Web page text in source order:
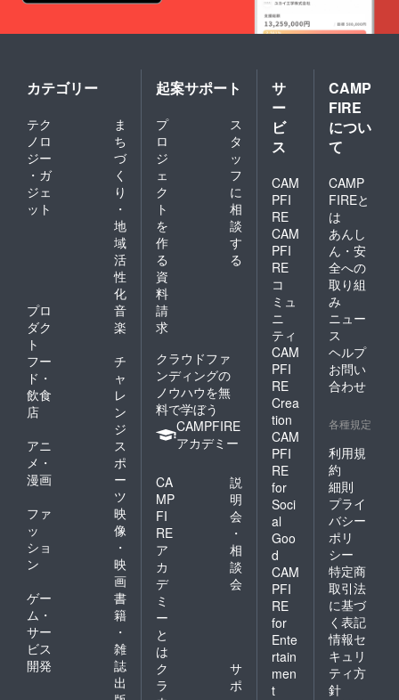
順次お
するこ
とにな
りま
す。
とにな
りま
す。
カテゴリー
テク
ノロ
ジー
・ガ
ジェ
ット
ま
ち
づ
く
り
・
地
域
活
性
化
プロ
ダク
ト
音
楽
フー
ド・
飲食
店
チ
ャ
レ
ン
ジ
アニ
メ・
漫画
ス
ポ
ー
ツ
ファ
ッ
ショ
ン
映
像
・
映
画
ゲー
ム・
サー
ビス
開発
書
籍
・
雑
誌
出
起案サポート
プ
ロ
ジ
ェ
ク
ト
を
作
る
ス
タ
ッ
フ
に
相
談
す
る
資
料
請
求
クラウドファ
ンディングの
ノウハウを無
料で学ぼう
CAMPFIRE
アカデミー
CA
MP
FI
RE
ア
カ
デ
ミ
ー
と
は
説
明
会
・
相
談
会
ク
ラ
サ
ポ
サ
ー
ビ
ス
CAM
PFI
RE
CAM
PFI
RE
コ
ミュ
ニ
ティ
CAM
PFI
RE
Crea
tion
CAM
PFI
RE
for
Soci
al
Goo
d
CAM
PFI
RE
for
Ente
rtain
men
t
CAMP
FIRE
につい
て
CAMP
FIREと
は
あんし
ん・安
全への
取り組
み
ニュー
ス
ヘルプ
お問い
合わせ
各種規定
利用規
約
細則
プライ
バシー
ポリ
シー
特定商
取引法
に基づ
く表記
情報セ
キュリ
ティ方
針